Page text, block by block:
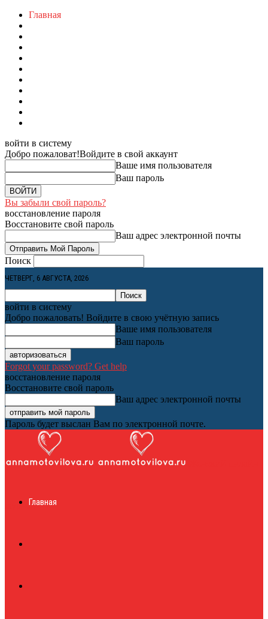
Главная
войти в систему
Добро пожаловат!Войдите в свой аккаунт
Ваше имя пользователя
Ваш пароль
Вы забыли свой пароль?
восстановление пароля
Восстановите свой пароль
Ваш адрес электронной почты
Поиск
ЧЕТВЕРГ, 6 АВГУСТА, 2026
войти в систему
Добро пожаловать! Войдите в свою учётную запись
Ваше имя пользователя
Ваш пароль
Forgot your password? Get help
восстановление пароля
Восстановите свой пароль
Ваш адрес электронной почты
Пароль будет выслан Вам по электронной почте.
журналГлавная